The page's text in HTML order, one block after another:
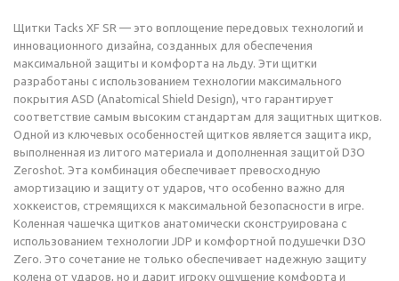
Щитки Tacks XF SR — это воплощение передовых технологий и
инновационного дизайна, созданных для обеспечения
максимальной защиты и комфорта на льду. Эти щитки
разработаны с использованием технологии максимального
покрытия ASD (Anatomical Shield Design), что гарантирует
соответствие самым высоким стандартам для защитных щитков.
Одной из ключевых особенностей щитков является защита икр,
выполненная из литого материала и дополненная защитой D3O
Zeroshot. Эта комбинация обеспечивает превосходную
амортизацию и защиту от ударов, что особенно важно для
хоккеистов, стремящихся к максимальной безопасности в игре.
Коленная чашечка щитков анатомически сконструирована с
использованием технологии JDP и комфортной подушечки D3O
Zero. Это сочетание не только обеспечивает надежную защиту
колена от ударов, но и дарит игроку ощущение комфорта и